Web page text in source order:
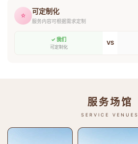
⭐ 可定制化
服务内容可根据需求定制
✓ 我们
可定制化
VS
服务场馆
SERVICE VENUES